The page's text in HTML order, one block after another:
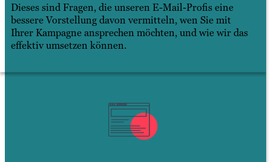
Dieses sind Fragen, die unseren E-Mail-Profis eine
bessere Vorstellung davon vermitteln, wen Sie mit
Ihrer Kampagne ansprechen möchten, und wie wir das
effektiv umsetzen können.